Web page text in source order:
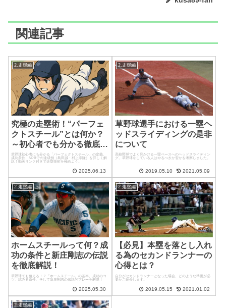
関連記事
2.走塁編
究極の走塁術！“パーフェ
クトスチール”とは何か？
～初心者でも分かる徹底解
説～
草野球初心者にも分かる「パーフェクトスチール」の定義、
成功条件、NPBでの達成例（島田誠・村上宗隆）を詳しく解
説！動画リンク付きで走塁技術を極めよう。
2025.06.13
2.走塁編
草野球選手における一塁ヘ
ッドスライディングの是非
について
高校野球でよく見かける一塁ベースへのヘッドスライディン
グ。草野球をしている人はやるべきか否かを考察しました。
2019.05.10 2021.05.09
2.走塁編
ホームスチールって何？成
功の条件と新庄剛志の伝説
を徹底解説！
草野球でも狙える！？「ホームスチール」の基本、成功のコ
ツ、試みる条件、そして新庄剛志の伝説的プレーを解説！
2025.05.30
2.走塁編
【必見】本塁を落とし入れ
る為のセカンドランナーの
心得とは？
自分がセカンドランナーとなった場合、どのような準備が必
要かご紹介します。
2019.05.15 2021.01.02
2.走塁編